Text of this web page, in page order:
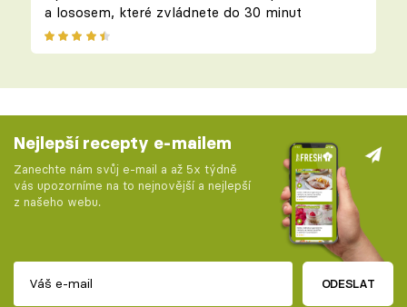
a lososem, které zvládnete do 30 minut
Nejlepší recepty e-mailem
Zanechte nám svůj e-mail a až 5x týdně
vás upozorníme na to nejnovější a nejlepší
z našeho webu.
ODESLAT